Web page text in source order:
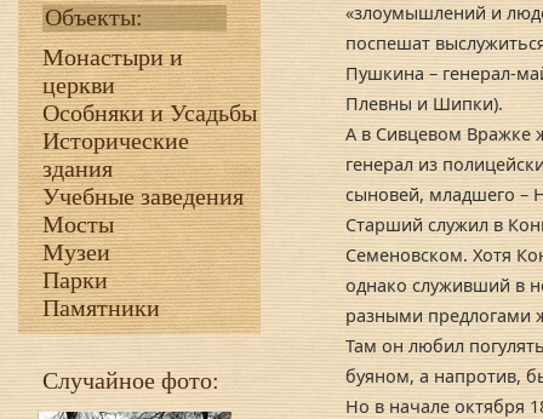
Объекты:
Монастыри и
церкви
Особняки и Усадьбы
Исторические
здания
Учебные заведения
Мосты
Музеи
Парки
Памятники
Случайное фото:
«злоумышлений и
поспешат
Пушкина – генерал-
Плевны и Шипки).
А в Сивцевом Вражке
генерал из
сыновей, младшего –
Старший служил в
Семеновском. Хотя
однако служивший в
разными предлогами
Там он любил
буяном, а напротив,
Но в начале октября